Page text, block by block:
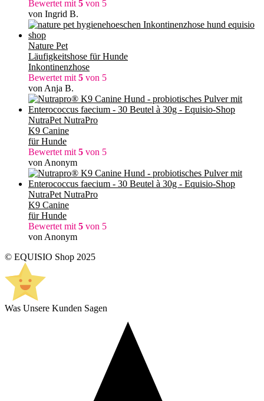
Bewertet mit 5 von 5
von Ingrid B.
Nature Pet
Läufigkeitshose für Hunde
Inkontinenzhose
Bewertet mit 5 von 5
von Anja B.
NutraPet NutraPro
K9 Canine
für Hunde
Bewertet mit 5 von 5
von Anonym
NutraPet NutraPro
K9 Canine
für Hunde
Bewertet mit 5 von 5
von Anonym
© EQUISIO Shop 2025
Was Unsere Kunden Sagen